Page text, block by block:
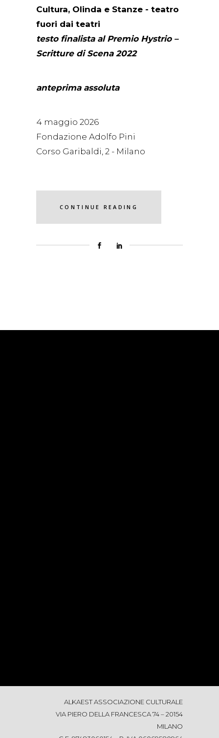
Cultura, Olinda e Stanze - teatro
fuori dai teatri
testo finalista al Premio Hystrio –
Scritture di Scena 2022
anteprima assoluta
4 maggio 2026
Fondazione Adolfo Pini
Corso Garibaldi, 2 - Milano
CONTINUE READING
ALKAEST ASSOCIAZIONE CULTURALE
VIA PIERO DELLA FRANCESCA 74 – 20154
MILANO